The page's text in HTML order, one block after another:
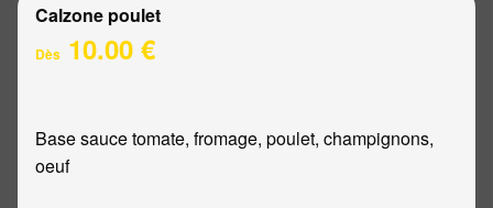
Calzone poulet
Dès 10.00 €
Base sauce tomate, fromage, poulet, champignons,
oeuf